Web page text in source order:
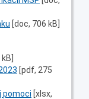
[doc, 706 kB]
[pdf, 275
pomoci [xlsx,